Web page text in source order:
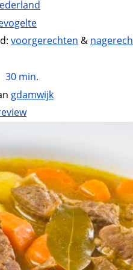
voorgerechten &
30 min.
gdamwijk